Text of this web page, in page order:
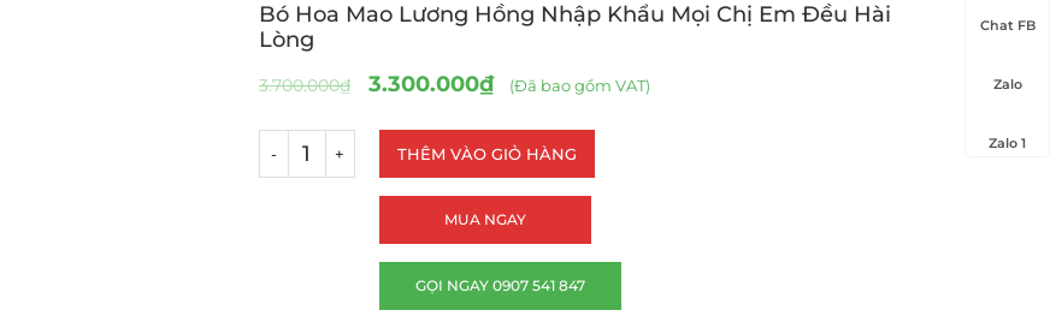
Bó Hoa Mao Lương Hồng Nhập Khẩu Mọi Chị Em Đều Hài
Lòng
3.700.000₫ 3.300.000₫ (Đã bao gồm VAT)
THÊM VÀO GIỎ HÀNG
MUA NGAY
GỌI NGAY 0907 541 847
Chat FB
Zalo
Zalo 1